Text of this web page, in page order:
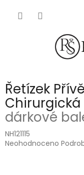
Řetízek
Chirurgická
dárkové
NH121115
Průměrné
Neohodnoceno